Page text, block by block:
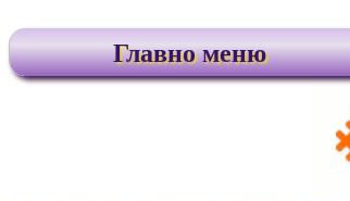
Главно меню